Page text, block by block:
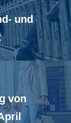
und
von